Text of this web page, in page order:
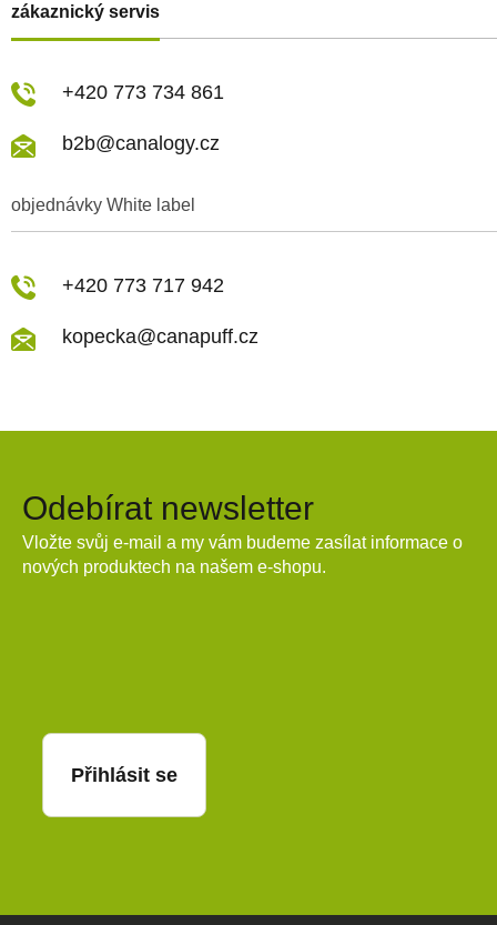
zákaznický servis
objednávky White label
+420 773 734 861
b2b@canalogy.cz
+420 773 717 942
kopecka@canapuff.cz
Odebírat newsletter
Vložte svůj e-mail a my vám budeme zasílat informace o
nových produktech na našem e-shopu.
Přihlásit se